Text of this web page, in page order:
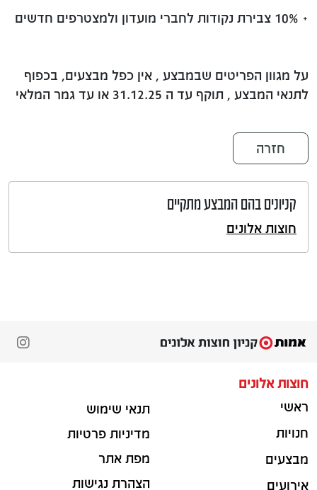
+ 10% צבירת נקודות לחברי מועדון ולמצטרפים חדשים
על מגוון הפריטים שבמבצע , אין כפל מבצעים, בכפוף
לתנאי המבצע , תוקף עד ה 31.12.25 או עד גמר המלאי
חזרה
קניונים בהם המבצע מתקיים
חוצות אלונים
חוצות אלונים
ראשי
חנויות
מבצעים
אירועים
תנאי שימוש
מדיניות פרטיות
מפת אתר
הצהרת נגישות